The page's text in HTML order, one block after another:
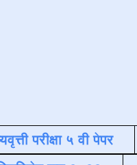
परीक्षा ५ वी पेपर